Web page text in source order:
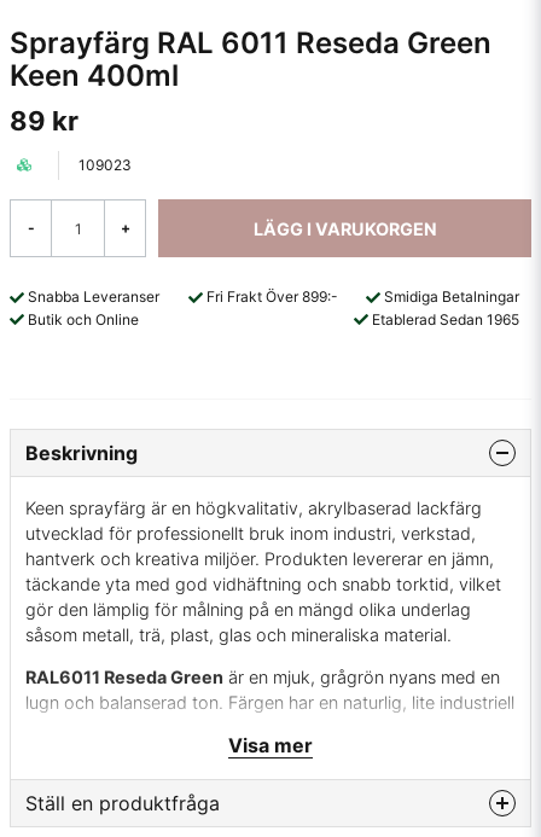
Sprayfärg RAL 6011 Reseda Green
Keen 400ml
89 kr
109023
- + LÄGG I VARUKORGEN
Snabba Leveranser Fri Frakt Över 899:-
Smidiga Betalningar
Butik och Online
Etablerad Sedan 1965
Beskrivning
Keen sprayfärg är en högkvalitativ, akrylbaserad lackfärg
utvecklad för professionellt bruk inom industri, verkstad,
hantverk och kreativa miljöer. Produkten levererar en jämn,
täckande yta med god vidhäftning och snabb torktid, vilket
gör den lämplig för målning på en mängd olika underlag
såsom metall, trä, plast, glas och mineraliska material.
RAL6011 Reseda Green är en mjuk, grågrön nyans med en
lugn och balanserad ton. Färgen har en naturlig, lite industriell
offentliga miljöer där man vill skapa ett diskret men
harmoniskt intryck.
Sprayburken är utrustad med ett finfördelande munstycke
Visa mer
Ställ en produktfråga